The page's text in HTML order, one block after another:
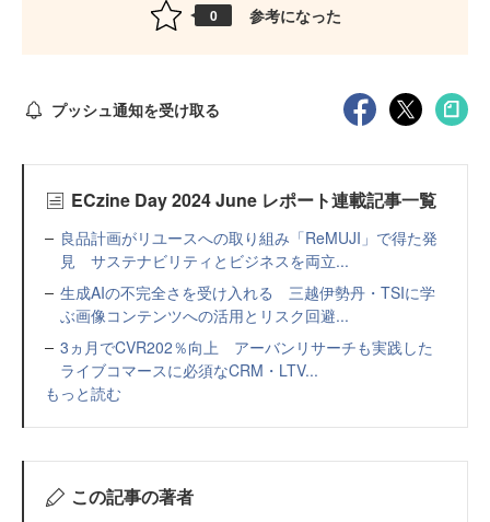
0 参考になった
プッシュ通知を受け取る
ECzine Day 2024 June レポート連載記事一覧
良品計画がリユースへの取り組み「ReMUJI」で得た発
見 サステナビリティとビジネスを両立...
生成AIの不完全さを受け入れる 三越伊勢丹・TSIに学
ぶ画像コンテンツへの活用とリスク回避...
3ヵ月でCVR202％向上 アーバンリサーチも実践した
ライブコマースに必須なCRM・LTV...
もっと読む
この記事の著者